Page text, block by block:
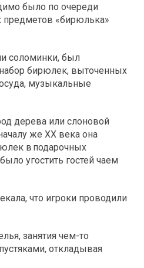
было по очереди
предметов «бирюлька»
соломинки, был
набор бирюлек, выточенных
музыкальные
дерева или слоновой
же XX века она
в подарочных
угостить гостей чаем
что игроки проводили
занятия чем-то
откладывая